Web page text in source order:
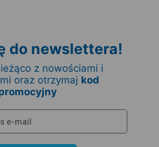
do newslettera!
z nowościami i
oraz otrzymaj kod